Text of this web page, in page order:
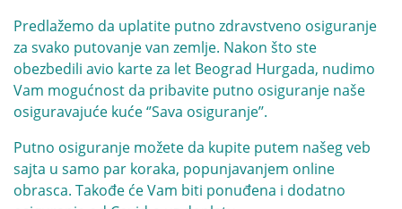
Predlažemo da uplatite putno zdravstveno osiguranje
za svako putovanje van zemlje. Nakon što ste
obezbedili avio karte za let Beograd Hurgada, nudimo
Vam mogućnost da pribavite putno osiguranje naše
osiguravajuće kuće ‘’Sava osiguranje’’.
Putno osiguranje možete da kupite putem našeg veb
sajta u samo par koraka, popunjavanjem online
obrasca. Takođe će Vam biti ponuđena i dodatno